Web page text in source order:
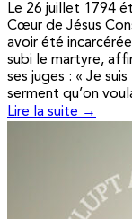
Le 26 juillet 1794
Cœur de Jésus
avoir été
subi le martyre,
ses juges : « Je
serment qu’on
Lire la suite →